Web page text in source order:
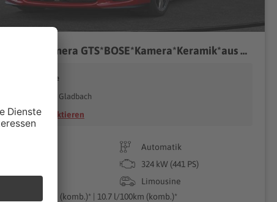
Porsche Panamera GTS*BOSE*Kamera*Keramik*aus 1.Hand*
Ginter Automobile
51429 Bergisch Gladbach
Händler kontaktieren
Automatik
324 kW (441 PS)
Limousine
254g CO₂/km (komb.)* | 10.7 l/100km (komb.)*